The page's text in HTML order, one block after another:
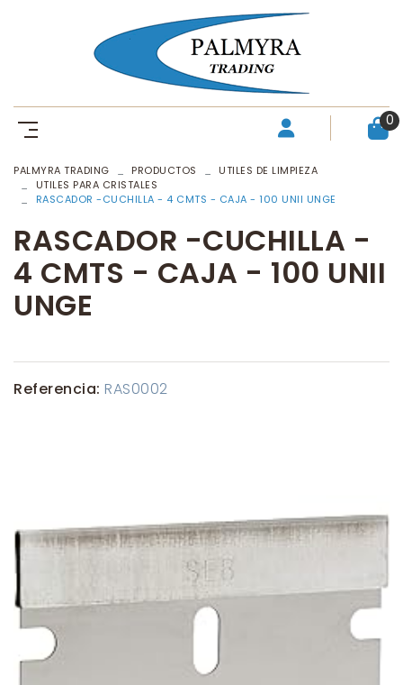
0
PALMYRA TRADING PRODUCTOS
UTILES DE LIMPIEZA
UTILES PARA CRISTALES
RASCADOR -CUCHILLA - 4 CMTS - CAJA - 100 UNII UNGE
RASCADOR -CUCHILLA -
4 CMTS - CAJA - 100 UNII
UNGE
Referencia: RAS0002